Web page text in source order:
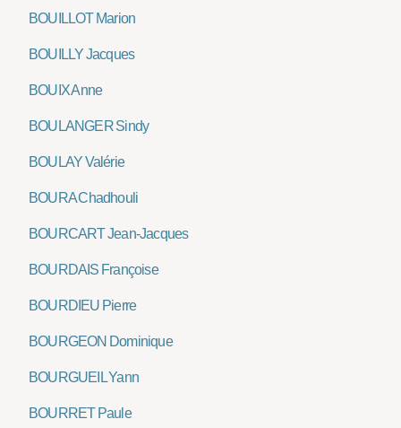
BOUILLOT Marion
BOUILLY Jacques
BOUIX Anne
BOULANGER Sindy
BOULAY Valérie
BOURA Chadhouli
BOURCART Jean-Jacques
BOURDAIS Françoise
BOURDIEU Pierre
BOURGEON Dominique
BOURGUEIL Yann
BOURRET Paule